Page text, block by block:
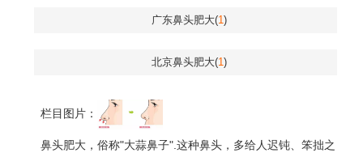
广东鼻头肥大(1)
北京鼻头肥大(1)
栏目图片：
鼻头肥大，俗称"大蒜鼻子".这种鼻头，多给人迟钝、笨拙之